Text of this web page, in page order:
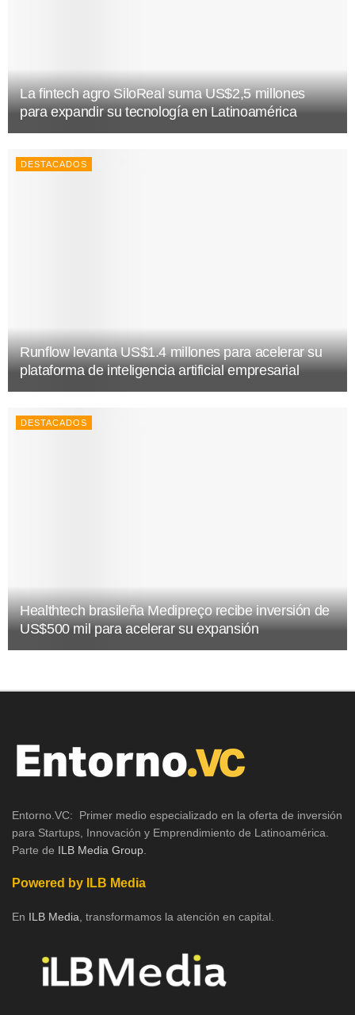
La fintech agro SiloReal suma US$2,5 millones
para expandir su tecnología en Latinoamérica
DESTACADOS
Runflow levanta US$1.4 millones para acelerar su
plataforma de inteligencia artificial empresarial
DESTACADOS
Healthtech brasileña Medipreço recibe inversión de
US$500 mil para acelerar su expansión
Entorno.VC: Primer medio especializado en la oferta de inversión
para Startups, Innovación y Emprendimiento de Latinoamérica.
Parte de ILB Media Group
Powered by ILB Media
En ILB Media , transformamos la atención en capital.